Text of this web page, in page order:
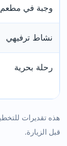
وجبة في مطعم
نشاط ترفيهي
رحلة بحرية
هذه تقديرات
قبل الزيارة.